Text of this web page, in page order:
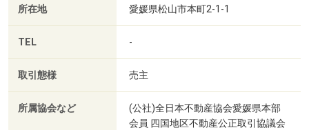
松山市立久米中学校まで2181m 松山市の久米地区に位置する公立中学校です。松山市内でも有数の大規模校（マンモス校）として知られています。
所在地 愛媛県松山市本町2-1-1
TEL -
取引態様 売主
所属協会など
(公社)全日本不動産協会愛媛県本部
会員 四国地区不動産公正取引協議会